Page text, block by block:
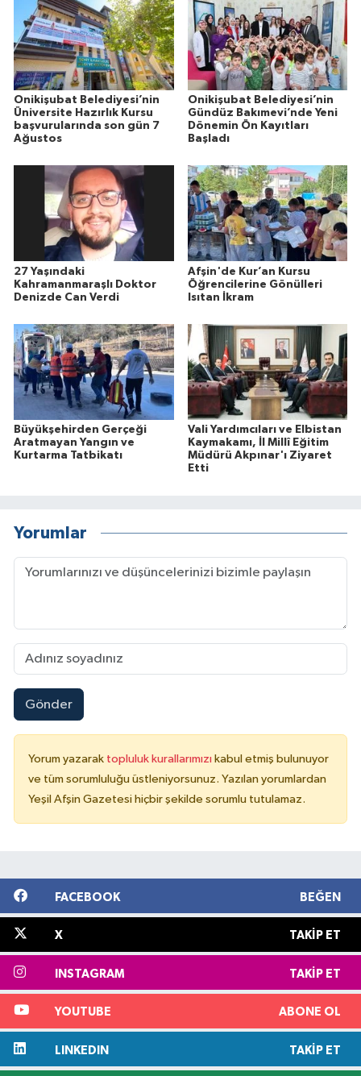
Onikişubat Belediyesi’nin
Üniversite Hazırlık Kursu
başvurularında son gün 7
Ağustos
Onikişubat Belediyesi’nin
Gündüz Bakımevi’nde Yeni
Dönemin Ön Kayıtları
Başladı
27 Yaşındaki
Kahramanmaraşlı Doktor
Denizde Can Verdi
Afşin'de Kur’an Kursu
Öğrencilerine Gönülleri
Isıtan İkram
Büyükşehirden Gerçeği
Aratmayan Yangın ve
Kurtarma Tatbikatı
Vali Yardımcıları ve Elbistan
Kaymakamı, İl Millî Eğitim
Müdürü Akpınar'ı Ziyaret
Etti
Yorumlar
Gönder
Yorum yazarak topluluk kurallarımızı kabul etmiş bulunuyor
ve tüm sorumluluğu üstleniyorsunuz. Yazılan yorumlardan
Yeşil Afşin Gazetesi hiçbir şekilde sorumlu tutulamaz.
FACEBOOK BEĞEN
X TAKIP ET
INSTAGRAM TAKIP ET
YOUTUBE ABONE OL
LINKEDIN TAKIP ET